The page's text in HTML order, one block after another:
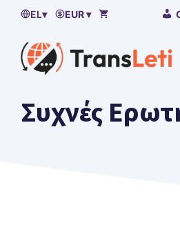
Μετάβαση
περιεχόμενο
EL▾ EUR ▾
Συχνές